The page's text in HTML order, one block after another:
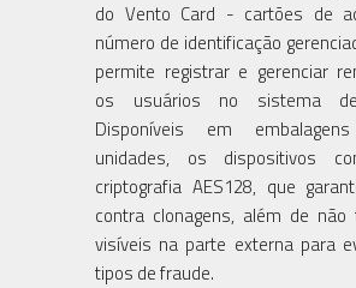
do Vento Card - cartões de
número de identificação
permite registrar e gerenciar
os usuários no sistema
Disponíveis em
unidades, os dispositivos
criptografia AES128, que
contra clonagens, além de
visíveis na parte externa para
tipos de fraude.